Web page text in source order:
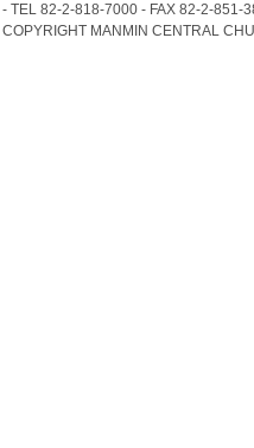
- TEL 82-2-818-7000 - FAX 82-2-851-
COPYRIGHT MANMIN CENTRAL